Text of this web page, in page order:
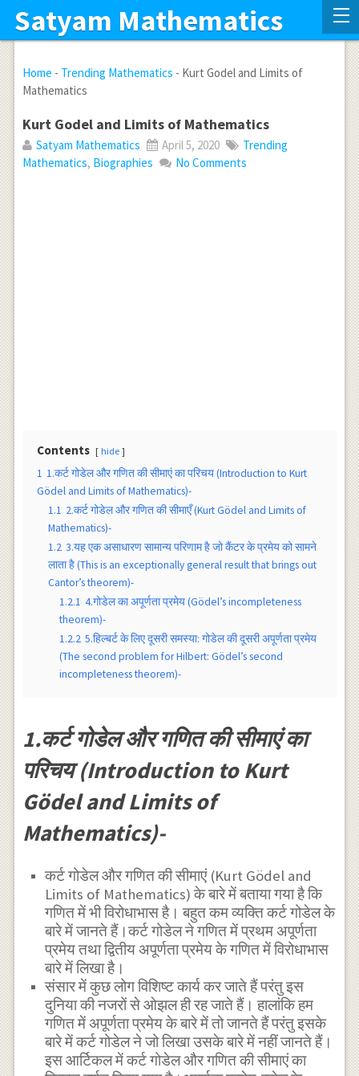
Satyam Mathematics
Home - Trending Mathematics - Kurt Godel and Limits of
Mathematics
Kurt Godel and Limits of Mathematics
Satyam Mathematics April 5, 2020
Trending
Mathematics, Biographies No Comments
Contents hide
1 1.कर्ट गोडेल और गणित की सीमाएं का परिचय (Introduction to Kurt
Gödel and Limits of Mathematics)-
1.1 2.कर्ट गोडेल और गणित की सीमाएँ (Kurt Gödel and Limits of
Mathematics)-
1.2 3.यह एक असाधारण सामान्य परिणाम है जो कैंटर के प्रमेय को सामने
लाता है (This is an exceptionally general result that brings out
Cantor’s theorem)-
1.2.1 4.गोडेल का अपूर्णता प्रमेय (Gödel’s incompleteness
theorem)-
1.2.2 5.हिल्बर्ट के लिए दूसरी समस्या: गोडेल की दूसरी अपूर्णता प्रमेय
(The second problem for Hilbert: Gödel’s second
incompleteness theorem)-
1.कर्ट गोडेल और गणित की सीमाएं का
परिचय (Introduction to Kurt
Gödel and Limits of
Mathematics)-
कर्ट गोडेल और गणित की सीमाएं (Kurt Gödel and
Limits of Mathematics) के बारे में बताया गया है कि
गणित में भी विरोधाभास है। बहुत कम व्यक्ति कर्ट गोडेल के
बारे में जानते हैं।कर्ट गोडेल ने गणित में प्रथम अपूर्णता
प्रमेय तथा द्वितीय अपूर्णता प्रमेय के गणित में विरोधाभास
बारे में लिखा है।
संसार में कुछ लोग विशिष्ट कार्य कर जाते हैं परंतु इस
दुनिया की नजरों से ओझल ही रह जाते हैं। हालांकि हम
गणित में अपूर्णता प्रमेय के बारे में तो जानते हैं परंतु इसके
बारे में कर्ट गोडेल ने जो लिखा उसके बारे में नहीं जानते हैं।
इस आर्टिकल में कर्ट गोडेल और गणित की सीमाएं का